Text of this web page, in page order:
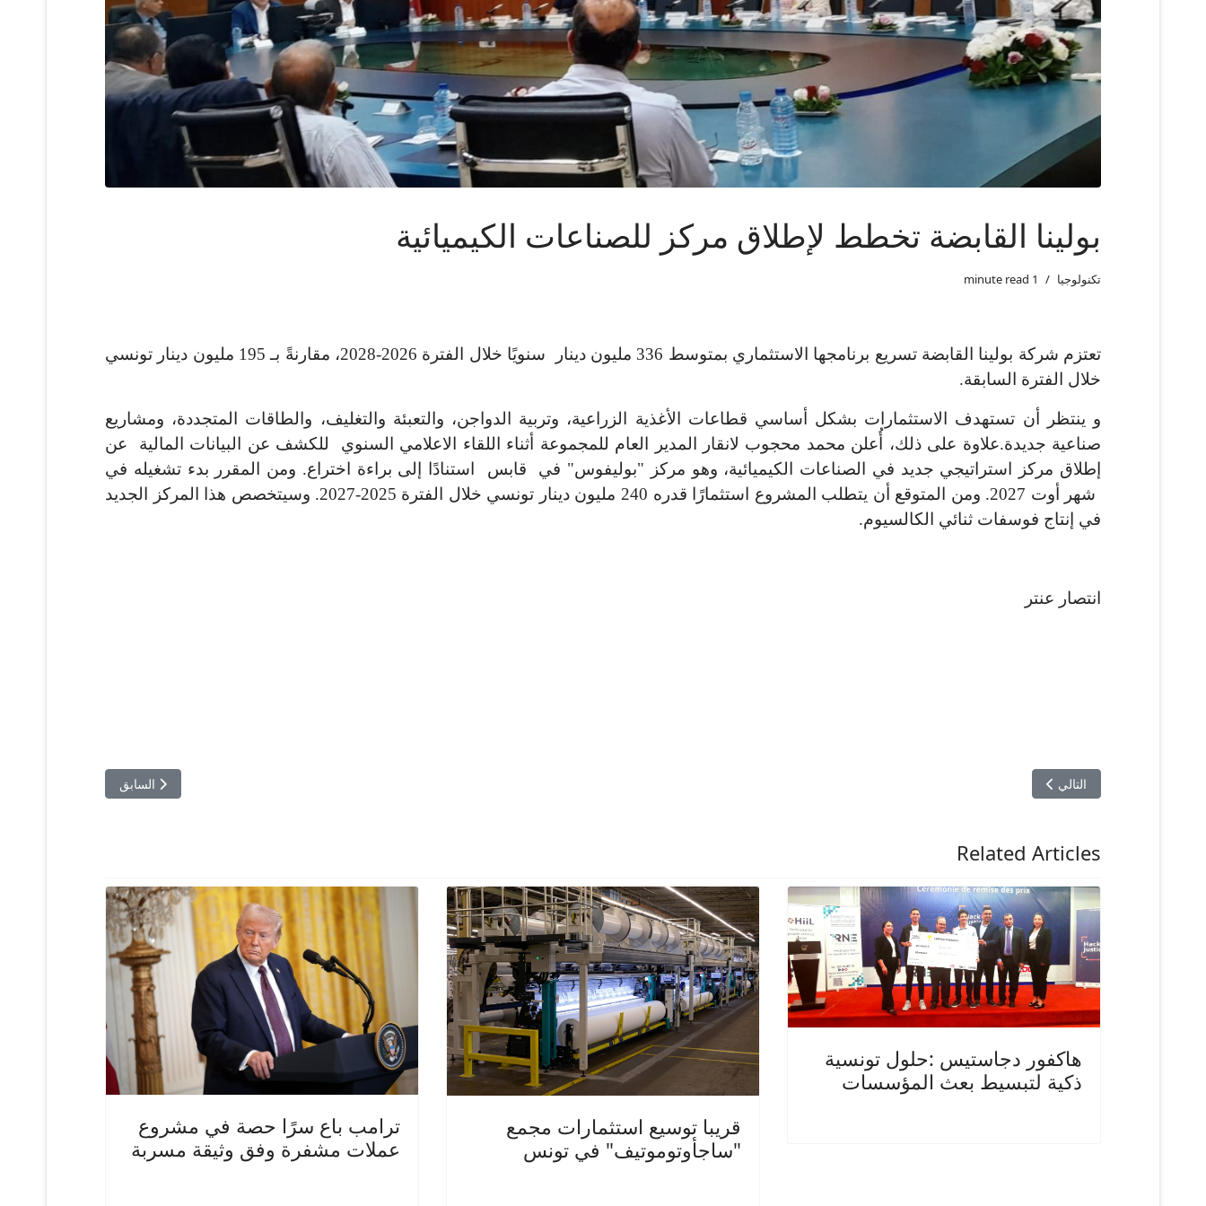
بولينا القابضة تخطط لإطلاق مركز للصناعات الكيميائية
تكنولوجيا 1 minute read
تعتزم شركة بولينا القابضة تسريع برنامجها الاستثماري بمتوسط ​​336 مليون دينار سنويًا خلال الفترة 2026-2028، مقارنةً بـ 195 مليون دينار تونسي
خلال الفترة السابقة.
و ينتظر أن تستهدف الاستثمارات بشكل أساسي قطاعات الأغذية الزراعية، وتربية الدواجن، والتعبئة والتغليف، والطاقات المتجددة، ومشاريع
صناعية جديدة.علاوة على ذلك، أُعلن محمد محجوب لانقار المدير العام للمجموعة أثناء اللقاء الاعلامي السنوي للكشف عن البيانات المالية عن
إطلاق مركز استراتيجي جديد في الصناعات الكيميائية، وهو مركز "بوليفوس" في قابس استنادًا إلى براءة اختراع. ومن المقرر بدء تشغيله في
شهر أوت 2027. ومن المتوقع أن يتطلب المشروع استثمارًا قدره 240 مليون دينار تونسي خلال الفترة 2025-2027. وسيتخصص هذا المركز الجديد
في إنتاج فوسفات ثنائي الكالسيوم.
انتصار عنتر
المقال السابق: حلم التصنيع
السابق المقال التالي: جائزة كايزان تونس 2026 تكشف عن أسرارها
التالي
Related Articles
هاكفور دجاستيس :حلول تونسية
ذكية لتبسيط بعث المؤسسات
قريبا توسيع استثمارات مجمع
"ساجأوتوموتيف" في تونس
ترامب باع سرًا حصة في مشروع
عملات مشفرة وفق وثيقة مسربة